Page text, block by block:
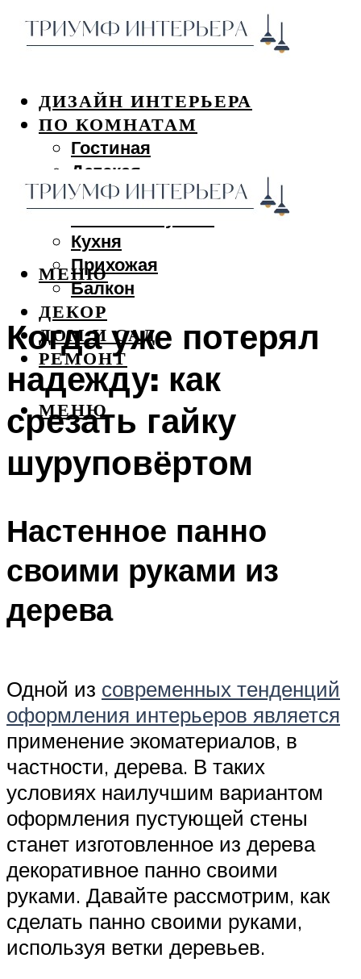
ДИЗАЙН ИНТЕРЬЕРА
ПО КОМНАТАМ
Гостиная
Детская
Спальня
Кухня
Прихожая
Балкон
ДЕКОР
ДОМ И САД
РЕМОНТ
МЕНЮ
МЕНЮ
Когда уже потерял
надежду: как
срезать гайку
шуруповёртом
Настенное панно
своими руками из
дерева
Одной из современных тенденций
оформления интерьеров является
применение экоматериалов, в
частности, дерева. В таких
условиях наилучшим вариантом
оформления пустующей стены
станет изготовленное из дерева
декоративное панно своими
руками. Давайте рассмотрим, как
сделать панно своими руками,
используя ветки деревьев.